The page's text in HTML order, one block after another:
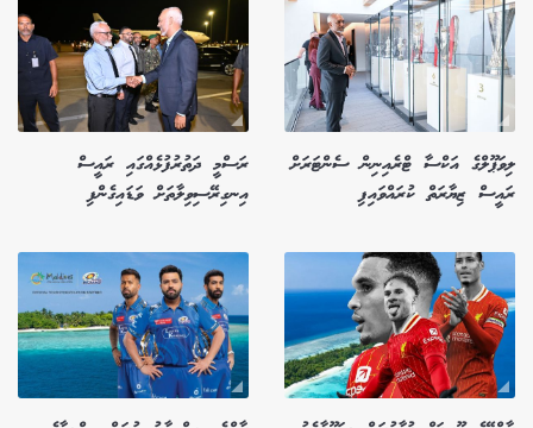
ލިވަޕޫލްގެ އަކްސާ ޓްރެއިނިން ސެންޓަރަށް
ރައީސް ޒިޔާރަތް ކުރައްވައިފި
ރަސްމީ ދަތުރުފުޅެއްގައި ރައީސް
އިނގިރޭސިވިލާތަށް ވަޑައިގެންފި